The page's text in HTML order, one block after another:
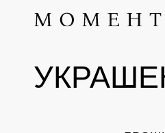
УКРАШЕНИЯ